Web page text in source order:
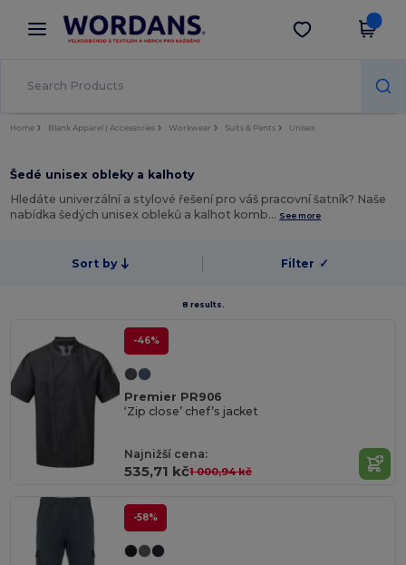
× Aplikace Wordans
Lepší ceny v aplikaci!
Stáhnout app
Home Blank Apparel | Accessories Workwear Suits & Pants Unisex
Šedé unisex obleky a kalhoty
Hledáte univerzální a stylové řešení pro váš pracovní šatník? Naše
nabídka šedých unisex obleků a kalhot komb… See more
Sort by Filter ✓
8 results.
-46%
Premier PR906
‘Zip close’ chef’s jacket
Najnižší cena:
535,71 kč1 000,94 kč
-58%